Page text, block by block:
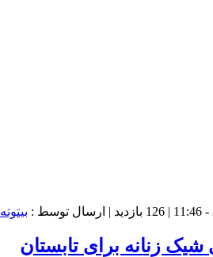
126 بازدید | ارسال توسط : بیتوته
زنانه برای تابستان